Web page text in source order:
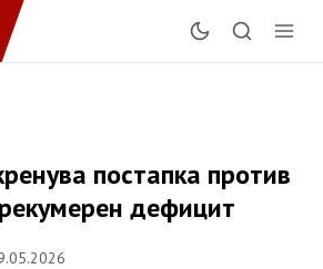
постапка против
дефицит